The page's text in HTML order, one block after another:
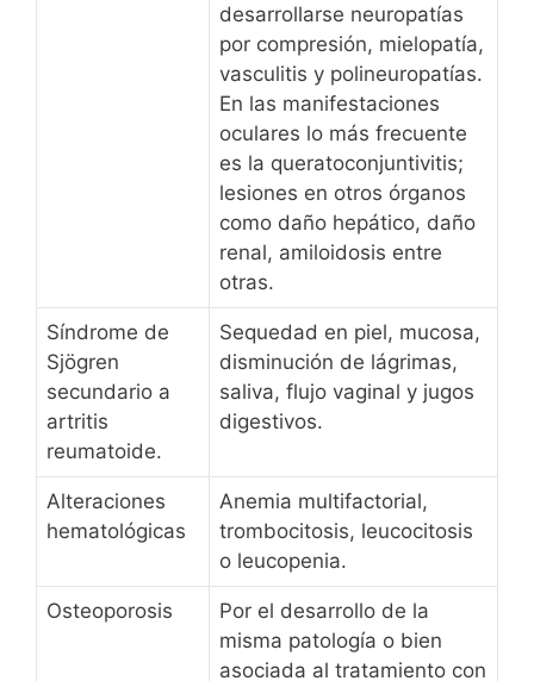
desarrollarse neuropatías
por compresión, mielopatía,
vasculitis y polineuropatías.
En las manifestaciones
oculares lo más frecuente
es la queratoconjuntivitis;
lesiones en otros órganos
como daño hepático, daño
renal, amiloidosis entre
otras.
Síndrome de
Sjögren
secundario a
artritis
reumatoide.
Sequedad en piel, mucosa,
disminución de lágrimas,
saliva, flujo vaginal y jugos
digestivos.
Alteraciones
hematológicas
Anemia multifactorial,
trombocitosis, leucocitosis
o leucopenia.
Osteoporosis
Por el desarrollo de la
misma patología o bien
asociada al tratamiento con